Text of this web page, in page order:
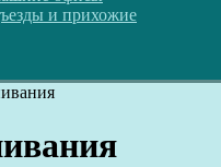
и прихожие